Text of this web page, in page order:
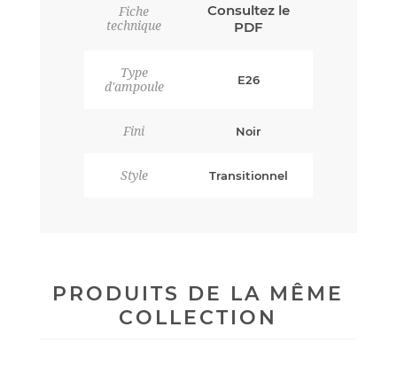
Fiche
technique
Consultez le
PDF
Type
d'ampoule
E26
Fini Noir
Style Transitionnel
PRODUITS DE LA MÊME
COLLECTION